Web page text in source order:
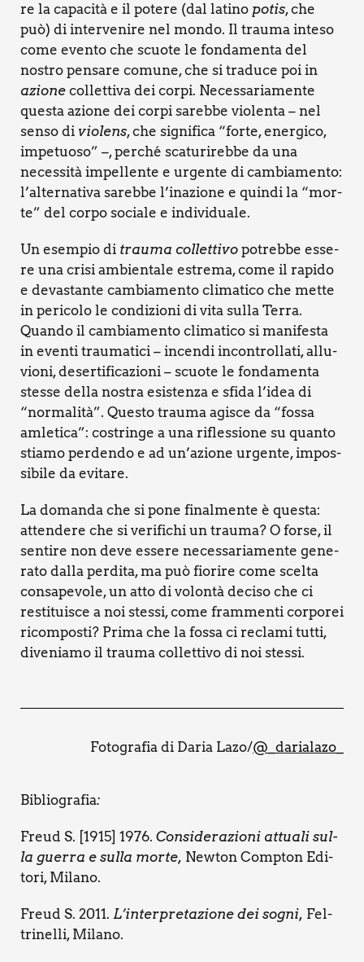
re la capa­ci­tà e il pote­re (dal lati­no potis, che
può) di inter­ve­ni­re nel mon­do. Il trau­ma inte­so
come even­to che scuo­te le fon­da­men­ta del
nostro pen­sa­re comu­ne, che si tra­du­ce poi in
azio­ne col­let­ti­va dei cor­pi. Neces­sa­ria­men­te
que­sta azio­ne dei cor­pi sareb­be vio­len­ta – nel
sen­so di vio­lens, che signi­fi­ca “for­te, ener­gi­co,
impe­tuo­so” –, per­ché sca­tu­ri­reb­be da una
neces­si­tà impel­len­te e urgen­te di cam­bia­men­to:
l’al­ter­na­ti­va sareb­be l’inazione e quin­di la “mor­
te” del cor­po socia­le e indi­vi­dua­le.
Un esem­pio di trau­ma col­let­ti­vo potreb­be esse­
re una cri­si ambien­ta­le estre­ma, come il rapi­do
e deva­stan­te cam­bia­men­to cli­ma­ti­co che met­te
in peri­co­lo le con­di­zio­ni di vita sul­la Ter­ra.
Quan­do il cam­bia­men­to cli­ma­ti­co si mani­fe­sta
in even­ti trau­ma­ti­ci – incen­di incon­trol­la­ti, allu­
vio­ni, deser­ti­fi­ca­zio­ni – scuo­te le fon­da­men­ta
stes­se del­la nostra esi­sten­za e sfi­da l’idea di
“nor­ma­li­tà”. Que­sto trau­ma agi­sce da “fos­sa
amle­ti­ca”: costrin­ge a una rifles­sio­ne su quan­to
stia­mo per­den­do e ad un’azione urgen­te, impos­
si­bi­le da evi­ta­re.
La doman­da che si pone final­men­te è que­sta:
atten­de­re che si veri­fi­chi un trau­ma? O for­se, il
sen­ti­re non deve esse­re neces­sa­ria­men­te gene­
ra­to dal­la per­di­ta, ma può fio­ri­re come scel­ta
con­sa­pe­vo­le, un atto di volon­tà deci­so che ci
resti­tui­sce a noi stes­si, come fram­men­ti cor­po­rei
ricom­po­sti? Pri­ma che la fos­sa ci recla­mi tut­ti,
dive­nia­mo il trau­ma col­let­ti­vo di noi stes­si.
Foto­gra­fia di Daria Lazo/@_darialazo_
Biblio­gra­fia:
Freud S. [1915] 1976. Con­si­de­ra­zio­ni attua­li sul­
la guer­ra e sul­la mor­te, New­ton Comp­ton Edi­
to­ri, Mila­no.
Freud S. 2011. L’interpretazione dei sogni, Fel­
tri­nel­li, Mila­no.